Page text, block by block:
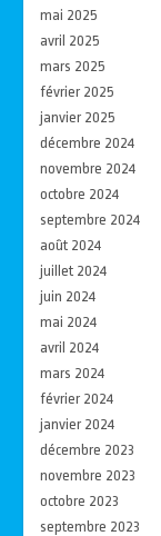
mai 2025
avril 2025
mars 2025
février 2025
janvier 2025
décembre 2024
novembre 2024
octobre 2024
septembre 2024
août 2024
juillet 2024
juin 2024
mai 2024
avril 2024
mars 2024
février 2024
janvier 2024
décembre 2023
novembre 2023
octobre 2023
septembre 2023